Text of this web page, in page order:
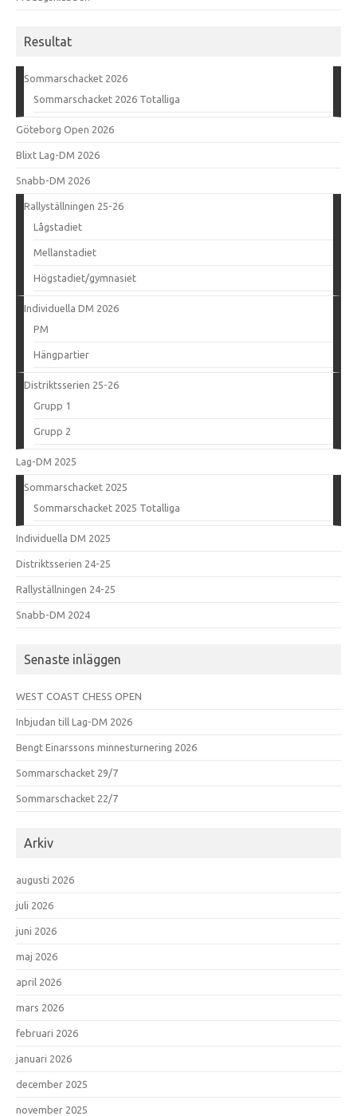
Resultat
Sommarschacket 2026
Sommarschacket 2026 Totalliga
Göteborg Open 2026
Blixt Lag-DM 2026
Snabb-DM 2026
Rallyställningen 25-26
Lågstadiet
Mellanstadiet
Högstadiet/gymnasiet
Individuella DM 2026
PM
Hängpartier
Distriktsserien 25-26
Grupp 1
Grupp 2
Lag-DM 2025
Sommarschacket 2025
Sommarschacket 2025 Totalliga
Individuella DM 2025
Distriktsserien 24-25
Rallyställningen 24-25
Snabb-DM 2024
Senaste inläggen
WEST COAST CHESS OPEN
Inbjudan till Lag-DM 2026
Bengt Einarssons minnesturnering 2026
Sommarschacket 29/7
Sommarschacket 22/7
Arkiv
augusti 2026
juli 2026
juni 2026
maj 2026
april 2026
mars 2026
februari 2026
januari 2026
december 2025
november 2025